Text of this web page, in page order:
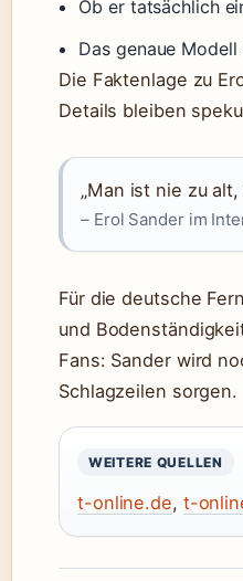
Ob er tatsächlich
Das genaue
Die Faktenlage zu
Details bleiben
„Man ist nie zu
– Erol Sander im
Für die deutsche
und
Fans: Sander wird
Schlagzeilen sorgen.
WEITERE QUELLEN
t-online.de, t-